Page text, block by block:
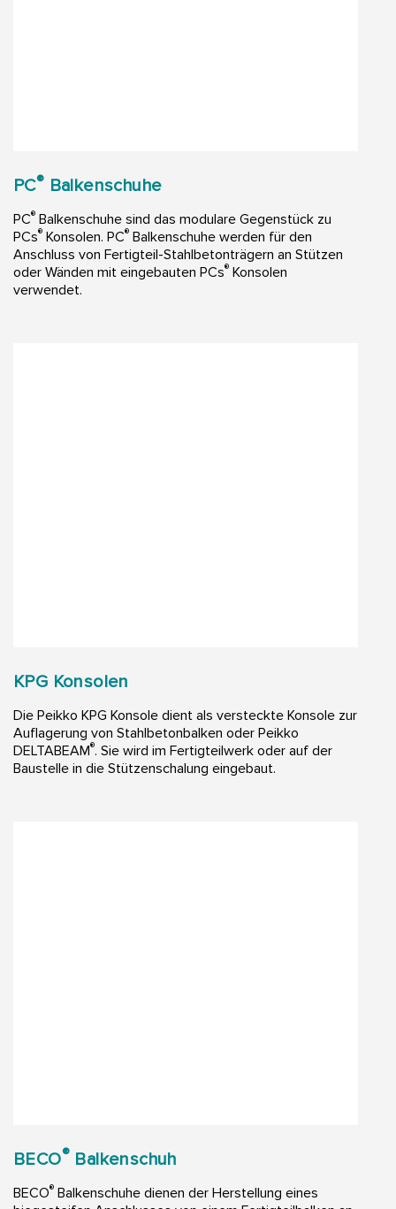
PC® Balkenschuhe
PC® Balkenschuhe sind das modulare Gegenstück zu
PCs® Konsolen. PC® Balkenschuhe werden für den
Anschluss von Fertigteil-Stahlbetonträgern an Stützen
oder Wänden mit eingebauten PCs® Konsolen
verwendet.
KPG Konsolen
Die Peikko KPG Konsole dient als versteckte Konsole zur
Auflagerung von Stahlbetonbalken oder Peikko
DELTABEAM®. Sie wird im Fertigteilwerk oder auf der
Baustelle in die Stützenschalung eingebaut.
BECO® Balkenschuh
BECO® Balkenschuhe dienen der Herstellung eines